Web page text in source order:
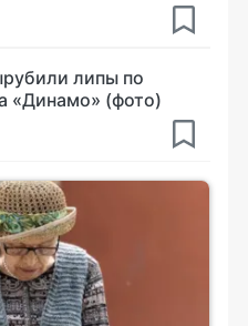
липы по
«Динамо» (фото)